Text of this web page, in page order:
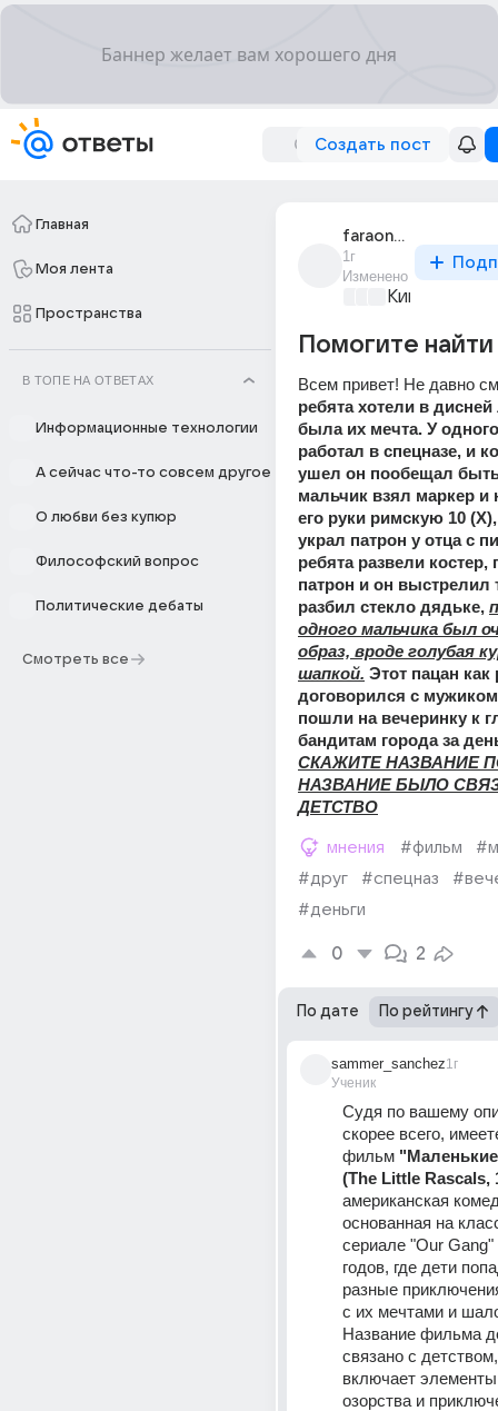
Создать пост
Главная
Моя лента
Пространства
В ТОПЕ НА ОТВЕТАХ
Информационные технологии
А сейчас что-то совсем другое
О любви без купюр
Философский вопрос
Политические дебаты
Смотреть все
faraon_888
1г
Изменено
Киномания
Помогите
ребята хотели в дисней
была их мечта. У
работал в спецназе, и
ушел он пообещал
мальчик взял маркер и
его руки римскую 10
украл патрон у отца с
ребята развели
патрон и он
разбил стекло дядьке,
одного мальчика был
образ, вроде голубая
шапкой. Этот пацан как
договорился с
пошли на вечеринку к
СКАЖИТЕ НАЗВАНИЕ
НАЗВАНИЕ БЫЛО
ДЕТСТВО
мнения #фильм
#друг
#спецназ
#деньги
0 2
По дате По рейтингу
sammer_sanchez
Ученик
1г
Судя по вашему
скорее всего,
фильм
(The Little Rascals,
американская
основанная на
сериале "Our Gang"
годов, где дети
разные
с их мечтами и
Название фильма
связано с
включает
озорства и